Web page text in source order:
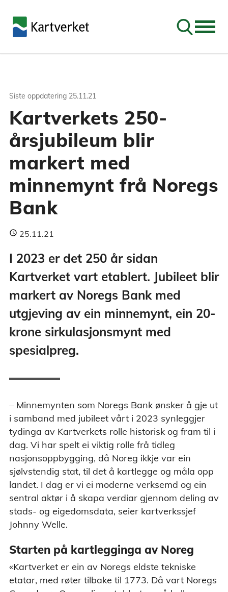
Søk
Siste oppdatering 25.11.21
Kartverkets 250-
årsjubileum blir
markert med
minnemynt frå Noregs
Bank
25.11.21
I 2023 er det 250 år sidan
Kartverket vart etablert. Jubileet blir
markert av Noregs Bank med
utgjeving av ein minnemynt, ein 20-
krone sirkulasjonsmynt med
spesialpreg.
– Minnemynten som Noregs Bank ønsker å gje ut
i samband med jubileet vårt i 2023 synleggjer
tydinga av Kartverkets rolle historisk og fram til i
dag. Vi har spelt ei viktig rolle frå tidleg
nasjonsoppbygging, då Noreg ikkje var ein
sjølvstendig stat, til det å kartlegge og måla opp
landet. I dag er vi ei moderne verksemd og ein
sentral aktør i å skapa verdiar gjennom deling av
stads- og eigedomsdata, seier kartverkssjef
Johnny Welle.
Starten på kartlegginga av Noreg
«Kartverket er ein av Noregs eldste tekniske
etatar, med røter tilbake til 1773. Då vart Noregs